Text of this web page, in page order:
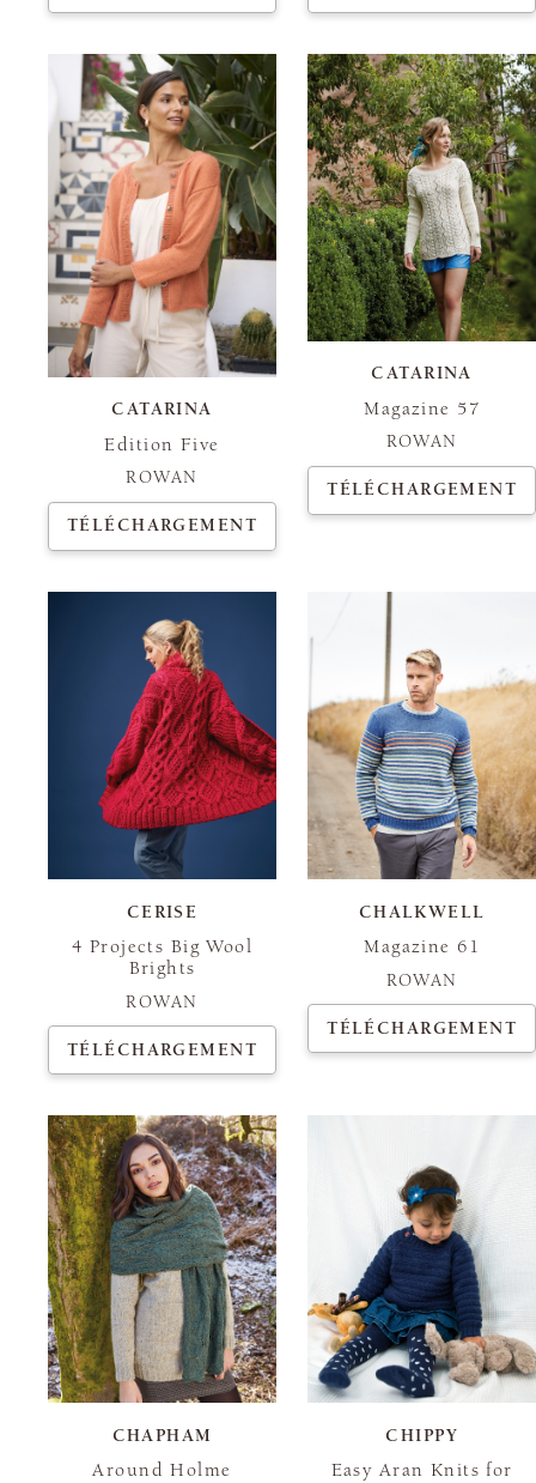
CATARINA
Edition Five
ROWAN
TÉLÉCHARGEMENT
CATARINA
Magazine 57
ROWAN
TÉLÉCHARGEMENT
CERISE
4 Projects Big Wool
Brights
ROWAN
TÉLÉCHARGEMENT
CHALKWELL
Magazine 61
ROWAN
TÉLÉCHARGEMENT
CHAPHAM
Around Holme
CHIPPY
Easy Aran Knits for